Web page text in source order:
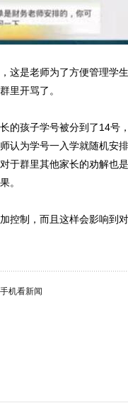
是老师为了方便管理学生
里开骂了。
孩子学号被分到了14号，
认为学号一入学就随机安
于群里其他家长的劝解也
。
制，而且这样会影响到对
手机看新闻
验爱情哲学 南